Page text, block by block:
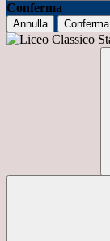
Conferma
Annulla Conferma